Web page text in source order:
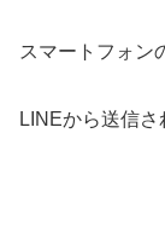
スマートフォン
LINEから送信